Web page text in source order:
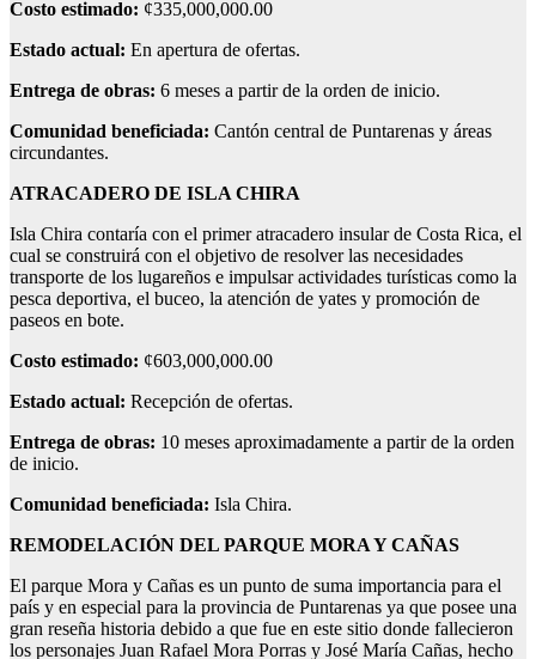
Costo estimado: ¢335,000,000.00
Estado actual: En apertura de ofertas.
Entrega de obras: 6 meses a partir de la orden de inicio.
Comunidad beneficiada: Cantón central de Puntarenas y áreas
circundantes.
ATRACADERO DE ISLA CHIRA
Isla Chira contaría con el primer atracadero insular de Costa Rica, el
cual se construirá con el objetivo de resolver las necesidades
transporte de los lugareños e impulsar actividades turísticas como la
pesca deportiva, el buceo, la atención de yates y promoción de
paseos en bote.
Costo estimado: ¢603,000,000.00
Estado actual: Recepción de ofertas.
Entrega de obras: 10 meses aproximadamente a partir de la orden
de inicio.
Comunidad beneficiada: Isla Chira.
REMODELACIÓN DEL PARQUE MORA Y CAÑAS
El parque Mora y Cañas es un punto de suma importancia para el
país y en especial para la provincia de Puntarenas ya que posee una
gran reseña historia debido a que fue en este sitio donde fallecieron
los personajes Juan Rafael Mora Porras y José María Cañas, hecho